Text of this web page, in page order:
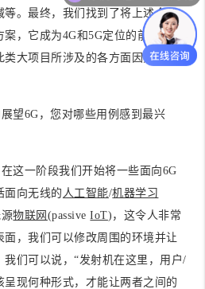
等。最终，我们找到了将上述全部
，它成为4G和5G定位的前身。这
类大项目所涉及的各方面因素，以
望6G ，您对哪些用例感到最兴
在这一阶段我们开始将一些面向6G
面向无线的 人工智能/机器学习
物联网 (passiveIoT)，这令人非常
，我们可以修改周围的环境并让
们可以说，“发射机在这里，用户/
现何种形式，才能让两者之间的